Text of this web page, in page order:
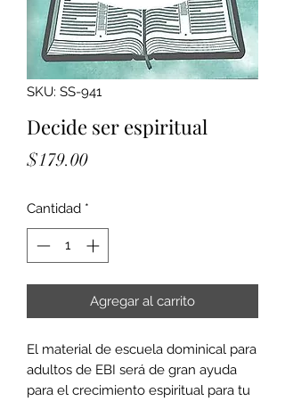
SKU: SS-941
Decide ser espiritual
$179.00Precio
Cantidad *
Agregar al carrito
El material de escuela dominical para
adultos de EBI será de gran ayuda
para el crecimiento espiritual para tu